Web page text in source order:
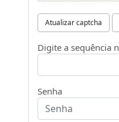
Atualizar captcha
Digite a sequência
Senha